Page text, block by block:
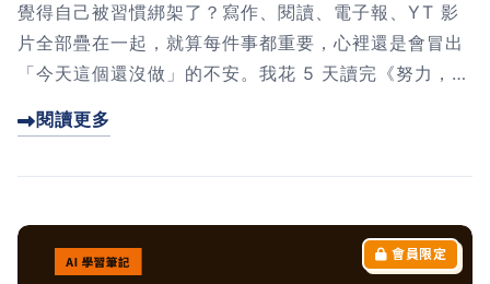
覺得自己被習慣綁架了？寫作、閱讀、電子報、YT 影
片全部疊在一起，就算每件事都重要，心裡還是會冒出
「今天這個還沒做」的不安。我花 5 天讀完《努力，但
下一步是「用對的方法做對的事」。我整理出 5 個收
閱讀更多